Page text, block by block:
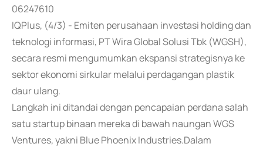
06247610
IQPlus, (4/3) - Emiten perusahaan investasi holding dan
teknologi informasi, PT Wira Global Solusi Tbk (WGSH),
secara resmi mengumumkan ekspansi strategisnya ke
sektor ekonomi sirkular melalui perdagangan plastik
daur ulang.
Langkah ini ditandai dengan pencapaian perdana salah
satu startup binaan mereka di bawah naungan WGS
Ventures, yakni Blue Phoenix Industries.Dalam